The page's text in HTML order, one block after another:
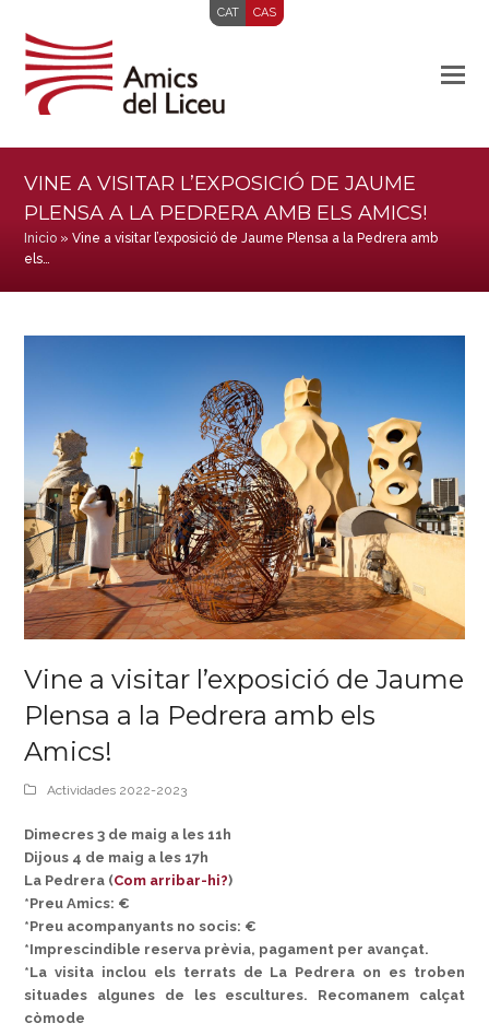
CAT CAS
VINE A VISITAR L’EXPOSICIÓ DE JAUME
PLENSA A LA PEDRERA AMB ELS AMICS!
Inicio »Vine a visitar l’exposició de Jaume Plensa a la Pedrera amb
els…
Vine a visitar l’exposició de Jaume
Plensa a la Pedrera amb els
Amics!
Actividades 2022-2023
Dimecres 3 de maig a les 11h
Dijous 4 de maig a les 17h
La Pedrera (Com arribar-hi?)
*Preu Amics: €
*Preu acompanyants no socis: €
*Imprescindible reserva prèvia, pagament per avançat.
*La visita inclou els terrats de La Pedrera on es troben
situades algunes de les escultures. Recomanem calçat
còmode